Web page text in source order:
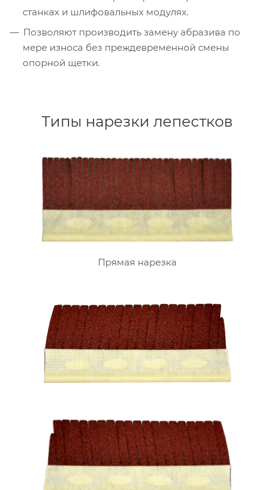
станках и шлифовальных модулях.
Позволяют производить замену абразива по
мере износа без преждевременной смены
опорной щетки.
Типы нарезки лепестков
Прямая нарезка